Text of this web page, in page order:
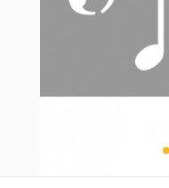
SAÇ AKSESUARLARI
GELİN / DÜĞÜN
TELEFON ASKISI
PARTİ SÜSLERİ
KULLAN AT TABAK BARDAK